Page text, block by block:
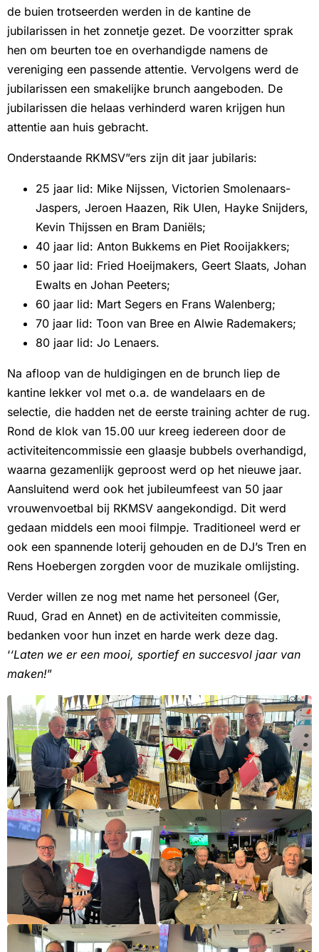
de buien trotseerden werden in de kantine de
jubilarissen in het zonnetje gezet. De voorzitter sprak
hen om beurten toe en overhandigde namens de
vereniging een passende attentie. Vervolgens werd de
jubilarissen een smakelijke brunch aangeboden. De
jubilarissen die helaas verhinderd waren krijgen hun
attentie aan huis gebracht.
Onderstaande RKMSV”ers zijn dit jaar jubilaris:
25 jaar lid: Mike Nijssen, Victorien Smolenaars-
Jaspers, Jeroen Haazen, Rik Ulen, Hayke Snijders,
Kevin Thijssen en Bram Daniëls;
40 jaar lid: Anton Bukkems en Piet Rooijakkers;
50 jaar lid: Fried Hoeijmakers, Geert Slaats, Johan
Ewalts en Johan Peeters;
60 jaar lid: Mart Segers en Frans Walenberg;
70 jaar lid: Toon van Bree en Alwie Rademakers;
80 jaar lid: Jo Lenaers.
Na afloop van de huldigingen en de brunch liep de
kantine lekker vol met o.a. de wandelaars en de
selectie, die hadden net de eerste training achter de rug.
Rond de klok van 15.00 uur kreeg iedereen door de
activiteitencommissie een glaasje bubbels overhandigd,
waarna gezamenlijk geproost werd op het nieuwe jaar.
Aansluitend werd ook het jubileumfeest van 50 jaar
vrouwenvoetbal bij RKMSV aangekondigd. Dit werd
gedaan middels een mooi filmpje. Traditioneel werd er
ook een spannende loterij gehouden en de DJ’s Tren en
Rens Hoebergen zorgden voor de muzikale omlijsting.
Verder willen ze nog met name het personeel (Ger,
Ruud, Grad en Annet) en de activiteiten commissie,
bedanken voor hun inzet en harde werk deze dag.
‘‘Laten we er een mooi, sportief en succesvol jaar van
maken!”